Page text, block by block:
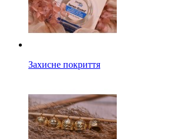
Захисне покриття